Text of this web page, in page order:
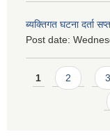
ब्यक्तिगत घटना दर्ता
Post date:
Pages
1 2 3